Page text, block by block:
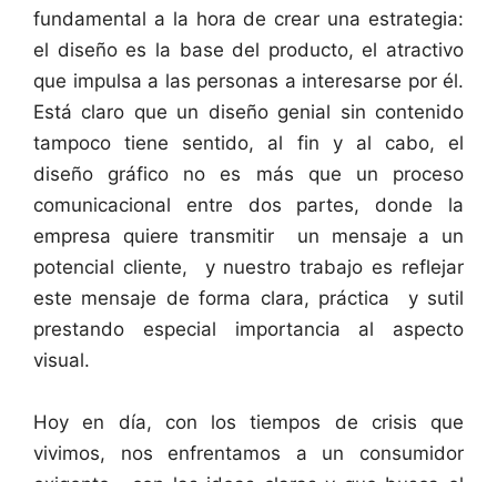
fundamental a la hora de crear una estrategia:
el diseño es la base del producto, el atractivo
que impulsa a las personas a interesarse por él.
Está claro que un diseño genial sin contenido
tampoco tiene sentido, al fin y al cabo, el
diseño gráfico no es más que un proceso
comunicacional entre dos partes, donde la
empresa quiere transmitir un mensaje a un
potencial cliente, y nuestro trabajo es reflejar
este mensaje de forma clara, práctica y sutil
prestando especial importancia al aspecto
visual.
Hoy en día, con los tiempos de crisis que
vivimos, nos enfrentamos a un consumidor